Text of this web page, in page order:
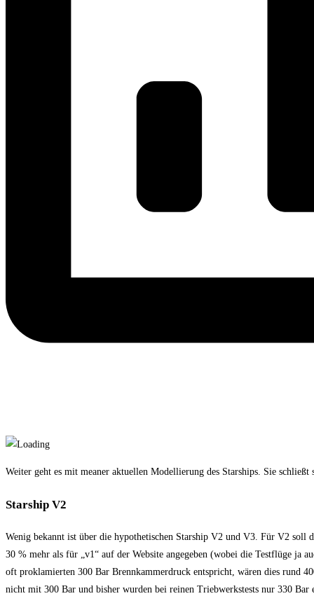
Weiter geht es mit meaner aktuellen Modellierung des Starships. Sie schließt
Starship V2
Wenig bekannt ist über die hypothetischen Starship V2 und V3. Für V2 soll
30 % mehr als für „v1“ auf der Website angegeben (wobei die Testflüge ja
oft proklamierten 300 Bar Brennkammerdruck entspricht, wären dies rund
nicht mit 300 Bar und bisher wurden bei reinen Triebwerkstests nur 330 Bar